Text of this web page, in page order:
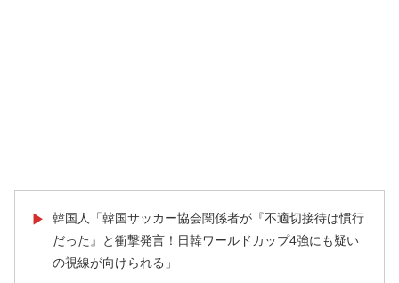
▶
韓国人「韓国サッカー協会関係者が『不適切接待は慣行
だった』と衝撃発言！日韓ワールドカップ4強にも疑い
の視線が向けられる」